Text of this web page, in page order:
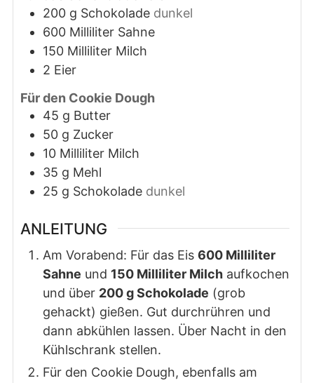
200 g Schokolade dunkel
600 Milliliter Sahne
150 Milliliter Milch
2 Eier
Für den Cookie Dough
45 g Butter
50 g Zucker
10 Milliliter Milch
35 g Mehl
25 g Schokolade dunkel
ANLEITUNG
Am Vorabend: Für das Eis 600 Milliliter
Sahne und 150 Milliliter Milchaufkochen
und über 200 g Schokolade (grob
gehackt) gießen. Gut durchrühren und
dann abkühlen lassen. Über Nacht in den
Kühlschrank stellen.
Für den Cookie Dough, ebenfalls am